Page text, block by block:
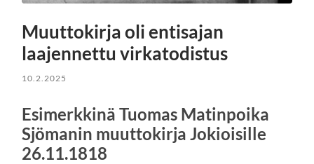
Muuttokirja oli entisajan
laajennettu virkatodistus
10.2.2025
Esimerkkinä Tuomas Matinpoika
Sjömanin muuttokirja Jokioisille
26.11.1818